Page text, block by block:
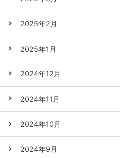
2025年2月
2025年1月
2024年12月
2024年11月
2024年10月
2024年9月